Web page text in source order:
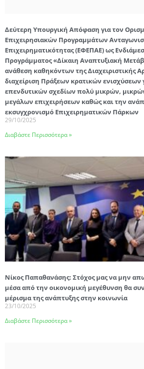
Δεύτερη Υπουργική Απόφαση για τον
Επιχειρησιακών Προγραμμάτων
Επιχειρηματικότητας (ΕΦΕΠΑΕ) ως
Προγράμματος «Δίκαιη Αναπτυξιακή
ανάθεση καθηκόντων της Διαχειριστικής
διαχείριση Πράξεων κρατικών ενισχύσεων
επενδυτικών σχεδίων πολύ μικρών,
μεγάλων επιχειρήσεων καθώς και την
εκσυγχρονισμό Επιχειρηματικών Πάρκων
29/10/2025
Διαβάστε Περισσότερα »
Νίκος Παπαθανάσης: Στόχος μας να μην
μέσα από την οικονομική μεγέθυνση θα
μέρισμα της ανάπτυξης στην κοινωνία
23/10/2025
Διαβάστε Περισσότερα »